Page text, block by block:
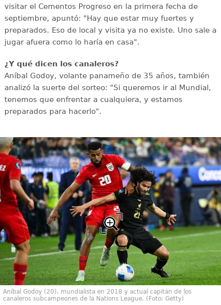
visitar el Cementos Progreso en la primera fecha de
septiembre, apuntó: "Hay que estar muy fuertes y
preparados. Eso de local y visita ya no existe. Uno sale a
jugar afuera como lo haría en casa".
¿Y qué dicen los canaleros?
Aníbal Godoy, volante panameño de 35 años, también
analizó la suerte del sorteo: "Si queremos ir al Mundial,
tenemos que enfrentar a cualquiera, y estamos
preparados para hacerlo".
Aníbal Godoy (20), mundialista en 2018 y actual capitán de los
canaleros subcampeones de la Nations League. (Foto: Getty)